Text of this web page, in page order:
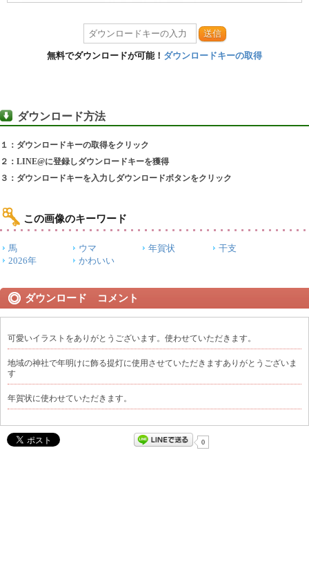
送信
無料でダウンロードが可能！ ダウンロードキーの取得
ダウンロード方法
１：ダウンロードキーの取得をクリック
２：LINE@に登録しダウンロードキーを獲得
３：ダウンロードキーを入力しダウンロードボタンをクリック
この画像のキーワード
馬 ウマ 年賀状
干支
2026年
かわいい
ダウンロード コメント
可愛いイラストをありがとうございます。使わせていただきます。
地域の神社で年明けに飾る提灯に使用させていただきますありがとうございま
す
年賀状に使わせていただきます。
0